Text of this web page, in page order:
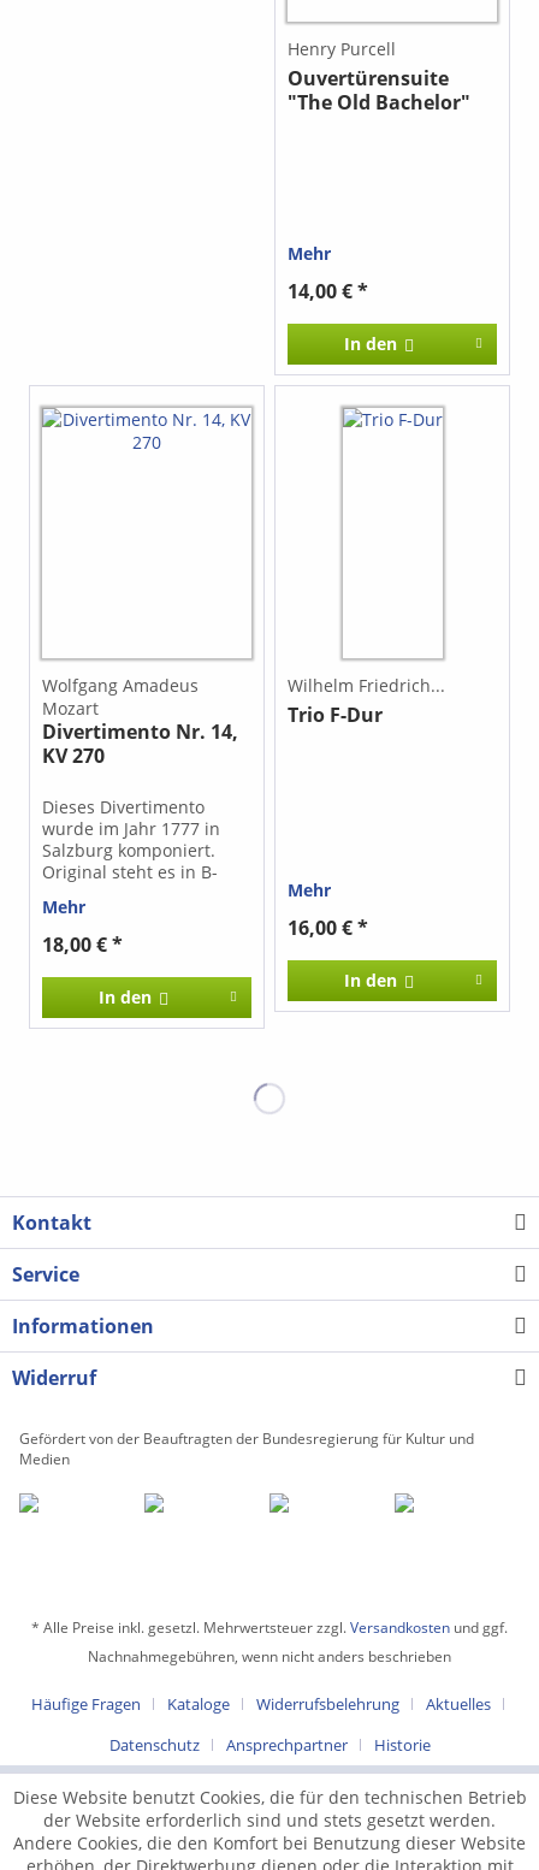
Henry Purcell
Ouvertürensuite
"The Old Bachelor"
Mehr
14,00 € *
In den
Wolfgang Amadeus
Mozart
Divertimento Nr. 14,
KV 270
Dieses Divertimento
wurde im Jahr 1777 in
Salzburg komponiert.
Original steht es in B-
Blockflöten wurde es
nach C-Dur transponiert.
Mehr
18,00 € *
In den
Wilhelm Friedrich...
Trio F-Dur
Mehr
16,00 € *
In den
Kontakt
Service
Informationen
Widerruf
Gefördert von der Beauftragten der Bundesregierung für Kultur und
Medien
* Alle Preise inkl. gesetzl. Mehrwertsteuer zzgl.Versandkosten und ggf.
Nachnahmegebühren, wenn nicht anders beschrieben
Häufige Fragen Kataloge Widerrufsbelehrung
Aktuelles
Datenschutz
Ansprechpartner Historie
Diese Website benutzt Cookies, die für den technischen Betrieb
der Website erforderlich sind und stets gesetzt werden.
Andere Cookies, die den Komfort bei Benutzung dieser Website